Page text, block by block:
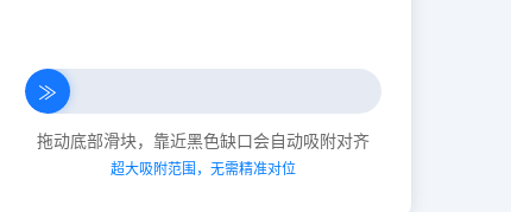
≫
拖动底部滑块，靠近黑色缺口会自动吸附对齐
超大吸附范围，无需精准对位